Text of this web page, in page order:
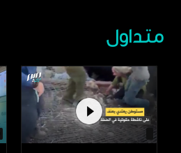
متداول